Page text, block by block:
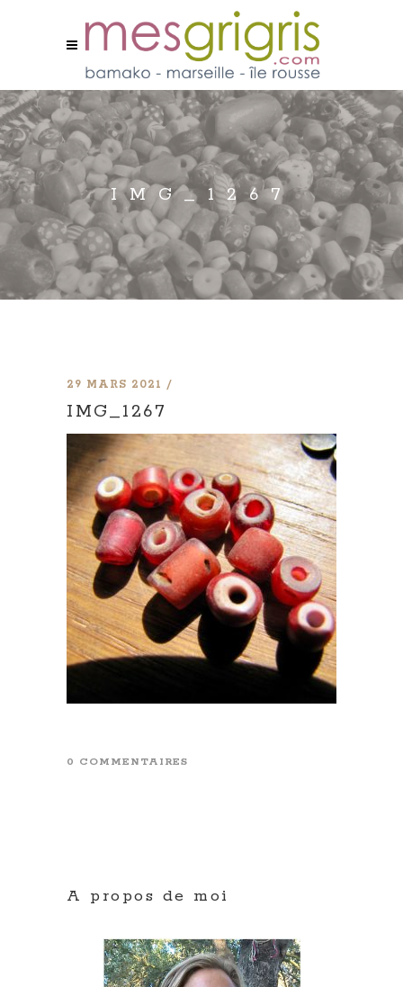
IMG_1267
29 MARS 2021
IMG_1267
0 COMMENTAIRES
A propos de moi